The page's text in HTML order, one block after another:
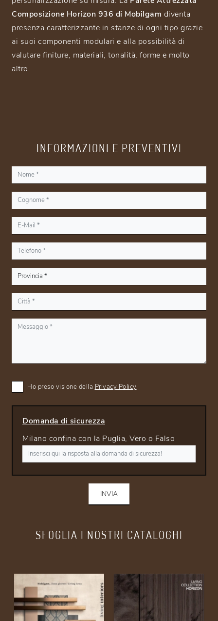
Composizione Horizon 936 di Mobilgam diventa
presenza caratterizzante in stanze di ogni tipo grazie
ai suoi componenti modulari e alla possibilità di
valutare finiture, materiali, tonalità, forme e molto
altro.
SFOGLIA I NOSTRI CATALOGHI
INFORMAZIONI E PREVENTIVI
Ho preso visione della Privacy Policy
Domanda di sicurezza
Milano confina con la Puglia, Vero o Falso
INVIA